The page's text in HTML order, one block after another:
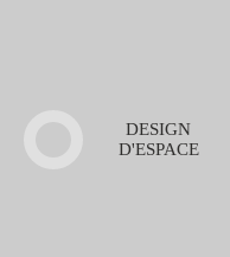
DESIGN
D'ESPACE